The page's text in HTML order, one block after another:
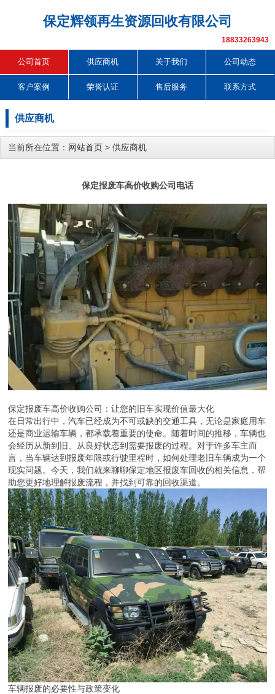
保定辉领再生资源回收有限公司
18833263943
公司首页 供应商机 关于我们 公司动态
客户案例 荣誉认证 售后服务 联系方式
供应商机
当前所在位置： 网站首页 > 供应商机
保定报废车高价收购公司电话
保定报废车高价收购公司：让您的旧车实现价值最大化
在日常出行中，汽车已经成为不可或缺的交通工具，无论是家庭用车
还是商业运输车辆，都承载着重要的使命。随着时间的推移，车辆也
会经历从新到旧、从良好状态到需要报废的过程。对于许多车主而
言，当车辆达到报废年限或行驶里程时，如何处理老旧车辆成为一个
现实问题。今天，我们就来聊聊保定地区报废车回收的相关信息，帮
助您更好地理解报废流程，并找到可靠的回收渠道。
车辆报废的必要性与政策变化